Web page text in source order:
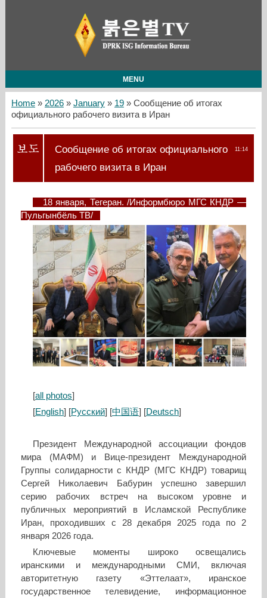
MENU
Home» 2026 » January » 19» Сообщение об итогах
официального рабочего визита в Иран
11:14
Сообщение об итогах официального
рабочего визита в Иран
18 января, Тегеран. /Информбюро МГС КНДР —
Пульгынбёль ТВ/
[all photos]
[English] [Русский] [中国语] [Deutsch]
Президент Международной ассоциации фондов
мира (МАФМ) и Вице-президент Международной
Группы солидарности с КНДР (МГС КНДР) товарищ
Сергей Николаевич Бабурин успешно завершил
серию рабочих встреч на высоком уровне и
публичных мероприятий в Исламской Республике
Иран, проходивших с 28 декабря 2025 года по 2
января 2026 года.
Ключевые моменты широко освещались
иранскими и международными СМИ, включая
авторитетную газету «Эттелаат», иранское
государственное телевидение, информационное